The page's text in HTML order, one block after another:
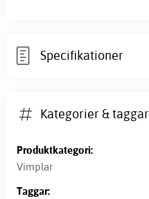
Specifikationer
Kategorier & taggar
Produktkategori:
Vimplar
Taggar: